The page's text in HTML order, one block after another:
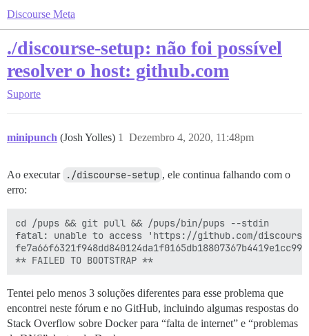
Discourse Meta
./discourse-setup: não foi possível
resolver o host: github.com
Suporte
minipunch (Josh Yolles) Dezembro 4, 2020, 11:48pm
1
Ao executar ./discourse-setup , ele continua falhando com o
erro:
cd /pups && git pull && /pups/bin/pups --stdin
fatal: unable to access 'https://github.com/
Tentei pelo menos 3 soluções diferentes para esse problema que
encontrei neste fórum e no GitHub, incluindo algumas respostas do
Stack Overflow sobre Docker para “falta de internet” e “problemas